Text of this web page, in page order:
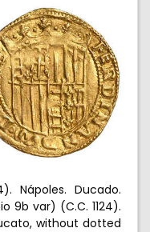
Nápoles. Ducado.
9b var) (C.C. 1124).
without dotted